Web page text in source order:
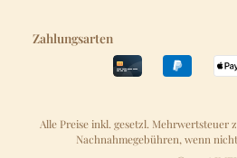
Zahlungsarten
Alle Preise inkl. gesetzl. Mehrwertsteuer
Nachnahmegebühren, wenn